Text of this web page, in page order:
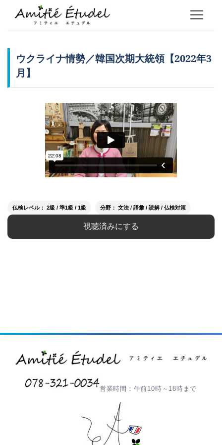
ウクライナ情勢／韓国次期大統領【2022年3
月】
仏検レベル： 2級 / 準1級 / 1級 分野： 文法 / 語彙 / 読解 / 仏検対策
視聴済みにする
営業時間：午前10時～18時まで